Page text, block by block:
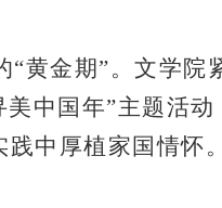
黄金期”。文学院
美中国年”主题活
践中厚植家国情怀